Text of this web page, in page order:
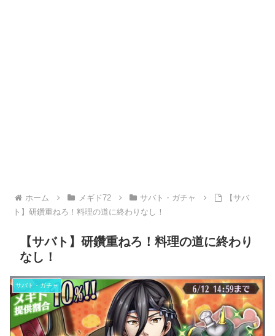
ホーム メギド72 サバト・ガチャ
【サバ
ト】研鑽重ねろ！料理の道に終わりなし！
【サバト】研鑽重ねろ！料理の道に終わり
なし！
サバト・ガチャ